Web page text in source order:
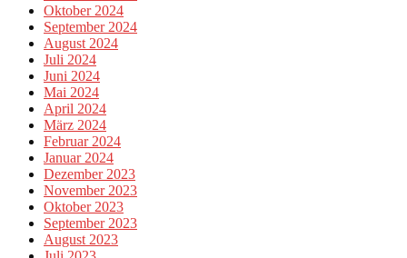
Oktober 2024
September 2024
August 2024
Juli 2024
Juni 2024
Mai 2024
April 2024
März 2024
Februar 2024
Januar 2024
Dezember 2023
November 2023
Oktober 2023
September 2023
August 2023